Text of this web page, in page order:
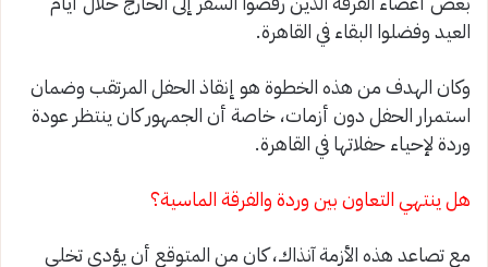
العيد وفضلوا البقاء في القاهرة.
وكان الهدف من هذه الخطوة هو إنقاذ الحفل المرتقب وضمان
استمرار الحفل دون أزمات، خاصة أن الجمهور كان ينتظر عودة
وردة لإحياء حفلاتها في القاهرة.
هل ينتهي التعاون بين وردة والفرقة الماسية؟
مع تصاعد هذه الأزمة آنذاك، كان من المتوقع أن يؤدي تخلي